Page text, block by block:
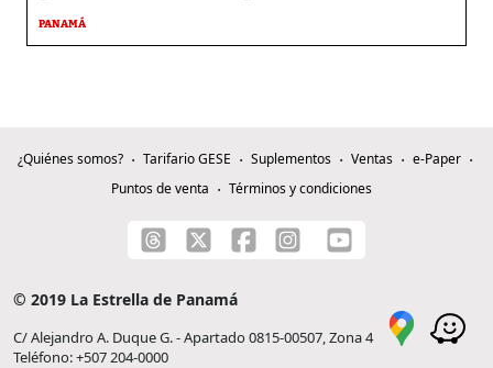
PANAMÁ
¿Quiénes somos? Tarifario GESE Suplementos Ventas
e-Paper
Puntos de venta
Términos y condiciones
© 2019 La Estrella de Panamá
C/ Alejandro A. Duque G. - Apartado 0815-00507, Zona 4
Teléfono: +507 204-0000